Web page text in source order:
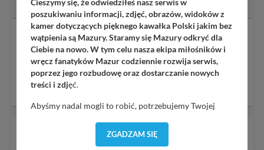
Serwis mazury24.eu nie ponosi odpowiedzialności za treść
komentarzy i opinii. Prosimy o zamieszczanie komentarzy
dotyczących danej tematyki dyskusji. Wpisy niezwiązane z
tematem, wulgarne, obraźliwe, naruszające prawo będą
usuwane.
13 lutego 2025, 13:04
2 KOMENTARZ ZGŁOSZONY
Cieszymy się, że odwiedziłeś nasz serwis w
poszukiwaniu informacji, zdjęć, obrazów, widoków z
kamer dotyczących pięknego kawałka Polski jakim bez
wątpienia są Mazury. Staramy się Mazury odkryć dla
Ciebie na nowo. W tym celu nasza ekipa miłośników i
wręcz fanatyków Mazur codziennie rozwija serwis,
poprzez jego rozbudowę oraz dostarczanie nowych
treści i zdjęć.
Abyśmy nadal mogli to robić, potrzebujemy Twojej
dostosować do Twoich preferencji. Twoje dane (w tym
pliki cookies) będą zapisywane w celu usprawnienia
ZGADZAM SIĘ